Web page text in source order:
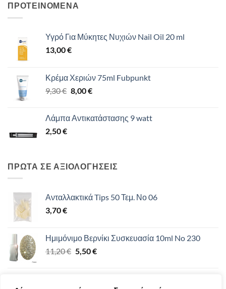
ΠΡΟΤΕΙΝΟΜΕΝΑ
Υγρό Για Μύκητες Νυχιών Nail Oil 20 ml
13,00€
Κρέμα Χεριών 75ml Fubpunkt
9,30€ Original
9,30 €.
8,00€Η
είναι:
Λάμπα Αντικατάστασης 9 watt
2,50€
ΠΡΩΤΑ ΣΕ ΑΞΙΟΛΟΓΗΣΕΙΣ
Ανταλλακτικά Tips 50 Τεμ. Νο 06
3,70€
Ημιμόνιμο Βερνίκι Συσκευασία 10ml No 230
11,20€ Original
5,50€Η